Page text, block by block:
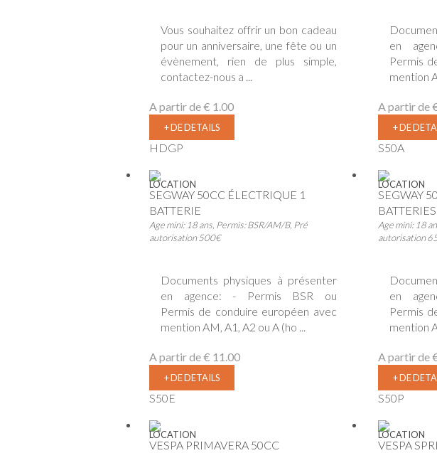
Vous souhaitez offrir un bon cadeau
pour un anniversaire, une fête ou un
évènement, rien de plus simple,
contactez-nous a ...
A partir de€ 1.00
+ DE DETAILS
HDGP
en
Permis
mention
A partir de
+ DE
S50A
LOCATION
SEGWAY 50CC ÉLECTRIQUE 1
BATTERIE
Age mini: 18 ans, Permis: BSR/AM/B, Pré
autorisation 500€
Documents physiques à présenter
en agence: - Permis BSR ou
Permis de conduire européen avec
mention AM, A1, A2 ou A (ho ...
A partir de€ 11.00
+ DE DETAILS
S50E
LOCATION
SEGWAY
BATTERIES
Age mini: 18
autorisation
en
Permis
mention
A partir de
+ DE
S50P
LOCATION
VESPA PRIMAVERA 50CC
LOCATION
VESPA